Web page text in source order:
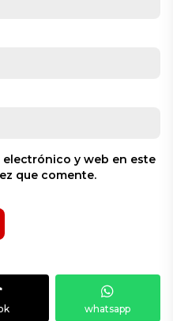
y web en este
que comente.
whatsapp